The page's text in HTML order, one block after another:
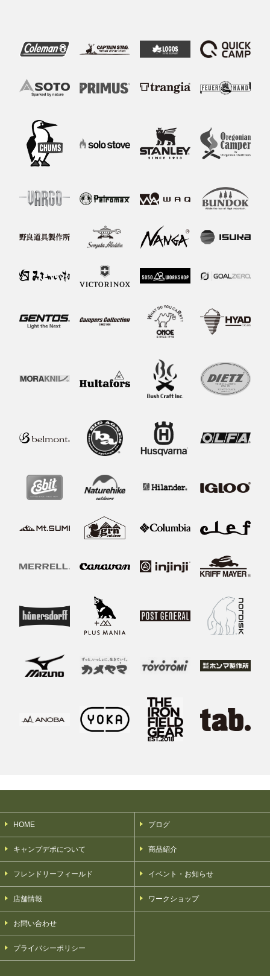
HOME
キャンプデポについて
フレンドリーフィールド
店舗情報
お問い合わせ
プライバシーポリシー
ブログ
商品紹介
イベント・お知らせ
ワークショップ